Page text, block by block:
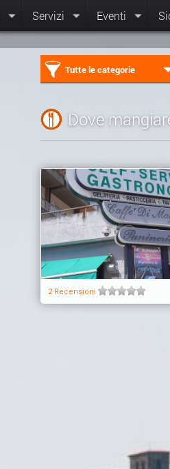
Servizi Eventi
Tutte le categorie
Dove
2 Recensioni